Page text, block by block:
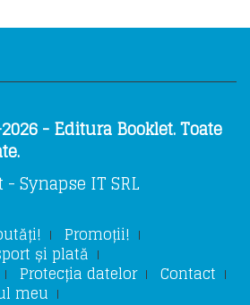
- Editura Booklet. Toate
Synapse IT SRL
Promoții!
și plată
Protecția datelor Contact
meu